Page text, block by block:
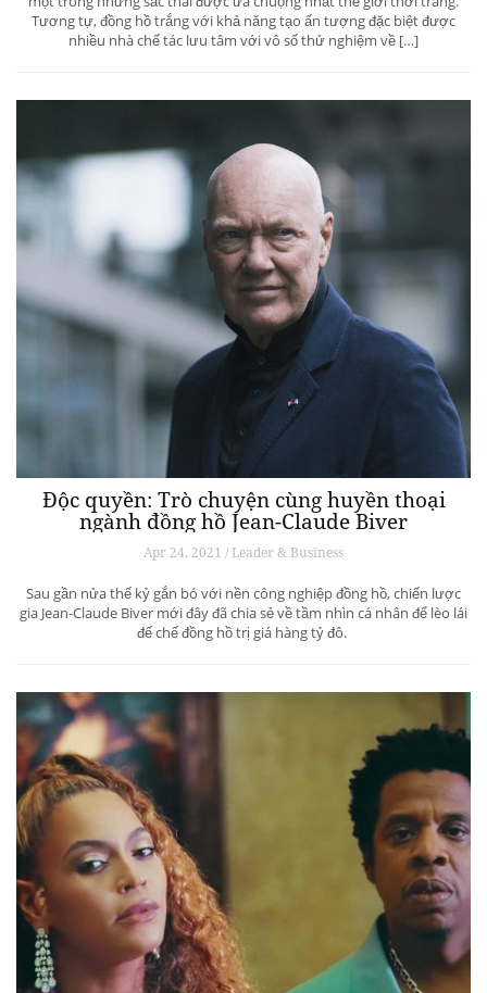
Tương tự, đồng hồ trắng với khả năng tạo ấn tượng đặc biệt được
nhiều nhà chế tác lưu tâm với vô số thử nghiệm về […]
Độc quyền: Trò chuyện cùng huyền thoại
ngành đồng hồ Jean-Claude Biver
Apr 24, 2021 / Leader & Business
Sau gần nửa thế kỷ gắn bó với nền công nghiệp đồng hồ, chiến lược
gia Jean-Claude Biver mới đây đã chia sẻ về tầm nhìn cá nhân để lèo lái
đế chế đồng hồ trị giá hàng tỷ đô.